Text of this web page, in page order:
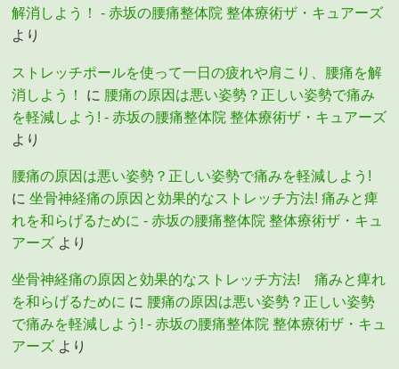
解消しよう！ - 赤坂の腰痛整体院 整体療術ザ・キュアーズ
より
ストレッチポールを使って一日の疲れや肩こり、腰痛を解
消しよう！
に 腰痛の原因は悪い姿勢？正しい姿勢で痛み
を軽減しよう! - 赤坂の腰痛整体院 整体療術ザ・キュアーズ
より
腰痛の原因は悪い姿勢？正しい姿勢で痛みを軽減しよう!
に坐骨神経痛の原因と効果的なストレッチ方法! 痛みと痺
れを和らげるために - 赤坂の腰痛整体院 整体療術ザ・キュ
アーズ より
坐骨神経痛の原因と効果的なストレッチ方法! 痛みと痺れ
を和らげるために に 腰痛の原因は悪い姿勢？正しい姿勢
で痛みを軽減しよう! - 赤坂の腰痛整体院 整体療術ザ・キュ
アーズ より